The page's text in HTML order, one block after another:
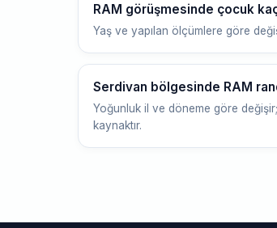
RAM görüşmesinde çocuk
Yaş ve yapılan ölçümlere göre
Serdivan bölgesinde RAM
Yoğunluk il ve döneme göre
kaynaktır.